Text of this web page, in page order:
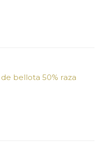
bellota 50% raza